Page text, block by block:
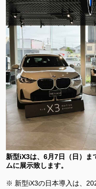
新型iX3は、6月7日（日）ま
ムに展示致します。
※ 新型iX3の日本導入は、